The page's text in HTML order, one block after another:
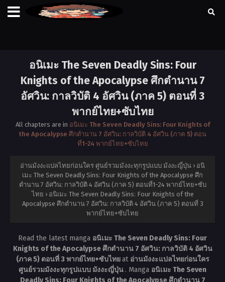
อนิเมะ The Seven Deadly Sins: Four
Knights of the Apocalypse ศึกตำนาน 7
อัศวิน: กาลวิบัติ 4 อัศวิน (ภาค 5) ตอนที่ 3
พากย์ไทย+ซับไทย
All chapters are in อนิเมะ The Seven Deadly Sins: Four Knights of
the Apocalypse ศึกตำนาน 7 อัศวิน: กาลวิบัติ 4 อัศวิน (ภาค 5) ตอน
ที่1-24 พากย์ไทย+ซับไทย
อ่านมังงะแปลไทยก่อนใคร ศูนย์รวมมังงะทุกรูปแบบ มังงะญี่ปุ่น › อนิ
เมะ The Seven Deadly Sins: Four Knights of the Apocalypse ศึก
ตำนาน 7 อัศวิน: กาลวิบัติ 4 อัศวิน (ภาค 5) ตอนที่1-24 พากย์ไทย+ซับ
ไทย › อนิเมะ The Seven Deadly Sins: Four Knights of the
Apocalypse ศึกตำนาน 7 อัศวิน: กาลวิบัติ 4 อัศวิน (ภาค 5) ตอนที่ 3
พากย์ไทย+ซับไทย
Read the latest manga อนิเมะ The Seven Deadly Sins: Four
Knights of the Apocalypse ศึกตำนาน 7 อัศวิน: กาลวิบัติ 4 อัศวิน
(ภาค 5) ตอนที่ 3 พากย์ไทย+ซับไทยat อ่านมังงะแปลไทยก่อนใคร
ศูนย์รวมมังงะทุกรูปแบบ มังงะญี่ปุ่น . Manga อนิเมะ The Seven
Deadly Sins: Four Knights of the Apocalypse ศึกตำนาน 7